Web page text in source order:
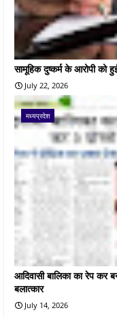
सामूहिक दुष्कर्म के आरोपी को
July 22, 2026
मध्यप्रदेश
आदिवासी बालिका का रेप कर
बलात्कार
July 14, 2026